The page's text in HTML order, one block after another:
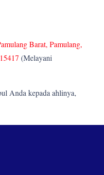
Barat, Pamulang,
(Melayani
Anda kepada ahlinya,